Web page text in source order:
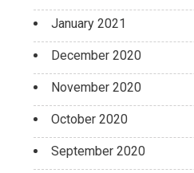
January 2021
December 2020
November 2020
October 2020
September 2020